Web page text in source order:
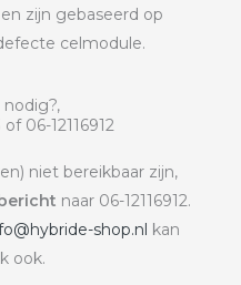
zijn gebaseerd op
celmodule.
06-12116912
niet bereikbaar zijn,
naar 06-12116912.
shop.nl kan
ook.